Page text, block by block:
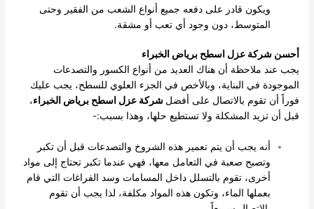
ويكون قادر على دفعه جميع أنواع الشعب من الفقير وحتى
المتوسط، دون وجود أي تعب أو مشقة.
أحسن شركة عزل اسطح برياض الخبراء
يجب عند ملاحظة أن هناك العديد من أنواع الكسور والتصدعات
الموجودة في البناية، وبالأخص في الجزء العلوي للسطح، يجب عليك
فوراً أن تقوم بالاتصال على أفضل شركة عزل اسطح برياض الخبراء،
قبل أن تزيد المشكلة ولا تستطيع حلها، وهذا بسبب:-
أنه يجب أن يتم تعمير هذه الشروخ والتصدعات قبل أن تكبر
وتصبح صعبة في التعامل معها، فهي عندما تكبر تحتاج إلى مواد
أخرى، تقوم بالتسلل داخل المسامات وسد الفراغات التي قام
بعملها الماء، وتكون هذه المواد مكلفة، لذا يجب أن تقوم